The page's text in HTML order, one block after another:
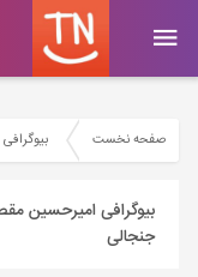
صفحه نخست بیوگرافی
بیوگرافی امیرحسین
جنجالی